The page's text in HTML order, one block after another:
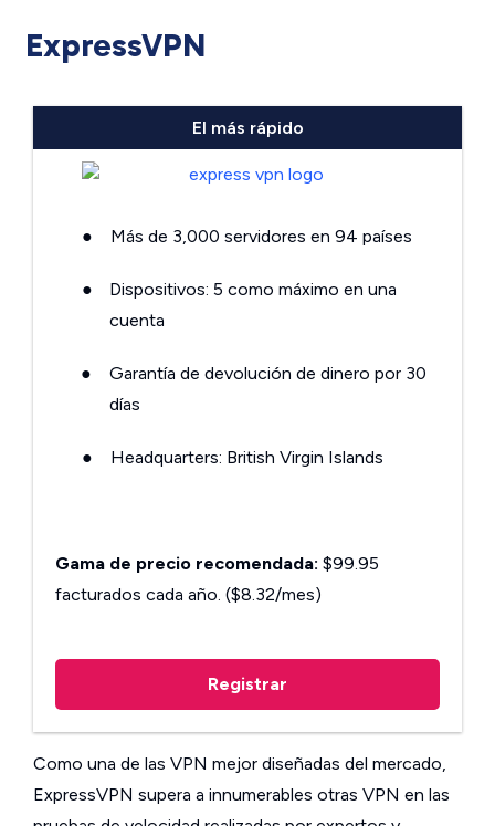
ExpressVPN
El más rápido
● Más de 3,000 servidores en 94 países
●
Dispositivos: 5 como máximo en una
cuenta
●
Garantía de devolución de dinero por 30
días
● Headquarters: British Virgin Islands
Gama de precio recomendada: $99.95
facturados cada año. ($8.32/mes)
Registrar
Como una de las VPN mejor diseñadas del mercado,
ExpressVPN supera a innumerables otras VPN en las